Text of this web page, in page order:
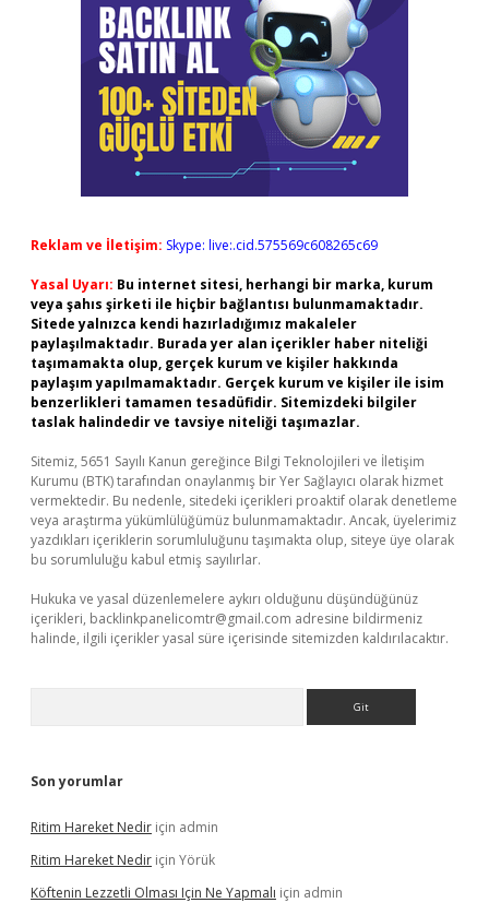
Reklam ve İletişim: Skype: live:.cid.575569c608265c69
Yasal Uyarı: Bu internet sitesi, herhangi bir marka, kurum
veya şahıs şirketi ile hiçbir bağlantısı bulunmamaktadır.
Sitede yalnızca kendi hazırladığımız makaleler
paylaşılmaktadır. Burada yer alan içerikler haber niteliği
taşımamakta olup, gerçek kurum ve kişiler hakkında
paylaşım yapılmamaktadır. Gerçek kurum ve kişiler ile isim
benzerlikleri tamamen tesadüfidir. Sitemizdeki bilgiler
taslak halindedir ve tavsiye niteliği taşımazlar.
Sitemiz, 5651 Sayılı Kanun gereğince Bilgi Teknolojileri ve İletişim
Kurumu (BTK) tarafından onaylanmış bir Yer Sağlayıcı olarak hizmet
vermektedir. Bu nedenle, sitedeki içerikleri proaktif olarak denetleme
veya araştırma yükümlülüğümüz bulunmamaktadır. Ancak, üyelerimiz
yazdıkları içeriklerin sorumluluğunu taşımakta olup, siteye üye olarak
bu sorumluluğu kabul etmiş sayılırlar.
Hukuka ve yasal düzenlemelere aykırı olduğunu düşündüğünüz
içerikleri, backlinkpanelicomtr@gmail.com adresine bildirmeniz
halinde, ilgili içerikler yasal süre içerisinde sitemizden kaldırılacaktır.
Son yorumlar
Ritim Hareket Nedir için admin
Ritim Hareket Nedir için Yörük
Köftenin Lezzetli Olması Için Ne Yapmalı için admin